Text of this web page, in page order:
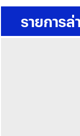
รายการล่